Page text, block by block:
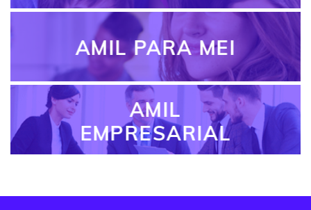
AMIL PARA MEI
AMIL
EMPRESARIAL